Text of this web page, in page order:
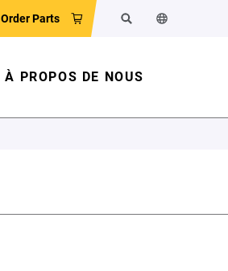
Order Parts RechercherChanger la
À PROPOS DE NOUS